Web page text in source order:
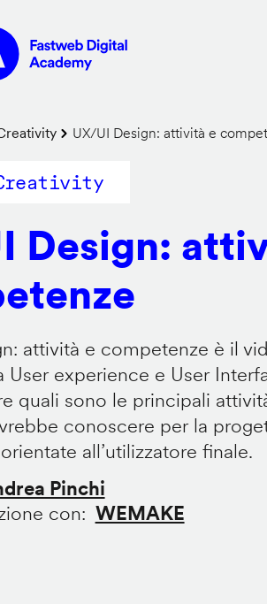
UX/UI Design: attività e
Design:
attività e competenze è il
User experience e User
quali sono le principali
conoscere per la
all’utilizzatore finale.
Pinchi
con
WEMAKE